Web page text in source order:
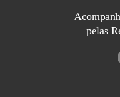
pelas